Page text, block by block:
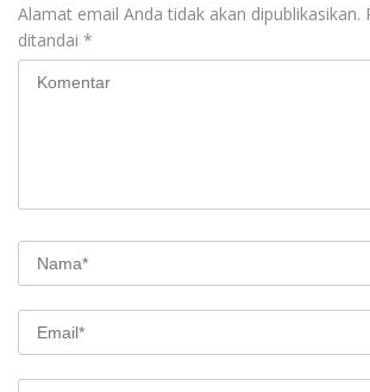
Alamat email Anda tidak akan dipublikasikan.
ditandai *